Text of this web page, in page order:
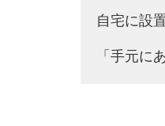
自宅に設
「手元に